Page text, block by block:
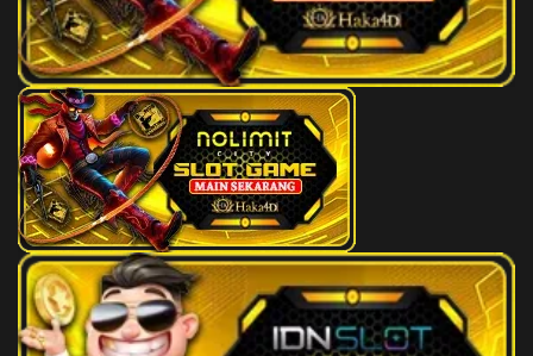
Kelereng - Rumah - Sekolahan -
Selir
07-94-
57)
30
Penjual Daging - Burung Onta -
Engrang,Egrang - Sendok -
Korek Api - Abilawa
2D
67 (58-
31
Pemburu - Macan Tutul - Lempar
Karet - Sumur - Baju - Pandu
32
Kepala Desa - Bajing -
Apollo,Apolo - Potlot - Ceret -
Semar
2D
80 (73-
49-48-
99)